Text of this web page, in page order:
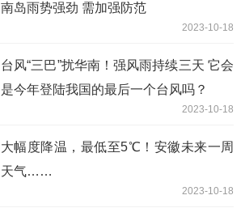
南岛雨势强劲 需加强防范
2023-10-18
台风“三巴”扰华南！强风雨持续三天 它会
是今年登陆我国的最后一个台风吗？
2023-10-18
大幅度降温，最低至5℃！安徽未来一周
天气……
2023-10-18